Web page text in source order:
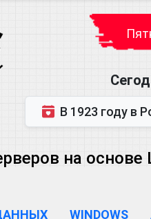
В 1923 году в Ростове-на-Дону
на основе
WINDOWS